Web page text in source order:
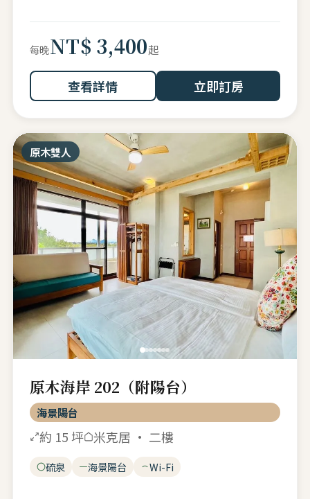
每晚NT$ 3,400起
查看詳情 立即訂房
原木雙人
原木海岸 202（附陽台）
海景陽台
約 15 坪 米克居 · 二樓
硫泉 海景陽台 Wi-Fi